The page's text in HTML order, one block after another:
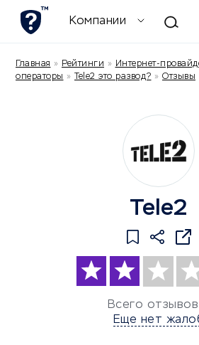
Компании
Главная » Рейтинги » Интернет-
операторы » Tele2 это развод? » Отзывы
Tele2
Всего отзывов
Еще нет